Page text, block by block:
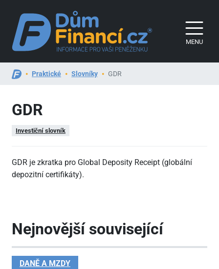
MENU
Praktické Slovníky GDR
GDR
Investiční slovník
GDR je zkratka pro Global Deposity Receipt (globální
depozitní certifikáty).
Nejnovější související
DANĚ A MZDY